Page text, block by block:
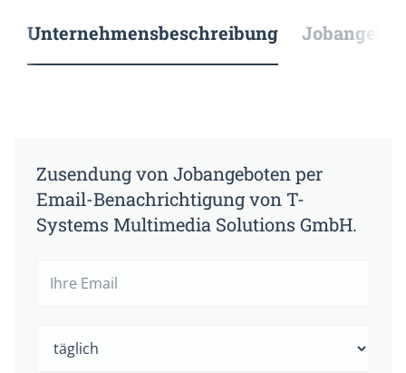
Unternehmensbeschreibung
Zusendung von Jobangeboten per
Email-Benachrichtigung von T-
Systems Multimedia Solutions GmbH.